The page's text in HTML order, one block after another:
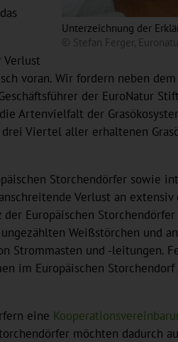
Unterzeichnung der
© Stefan Ferger, Euronatur
Verlust
voran. Wir fordern neben
der EuroNatur
Artenvielfalt der
Viertel aller erhaltenen
Storchendörfer sowie
Verlust an
Europäischen
Weißstörchen und
Strommasten und -leitungen.
im Europäischen
eine
möchten dadurch